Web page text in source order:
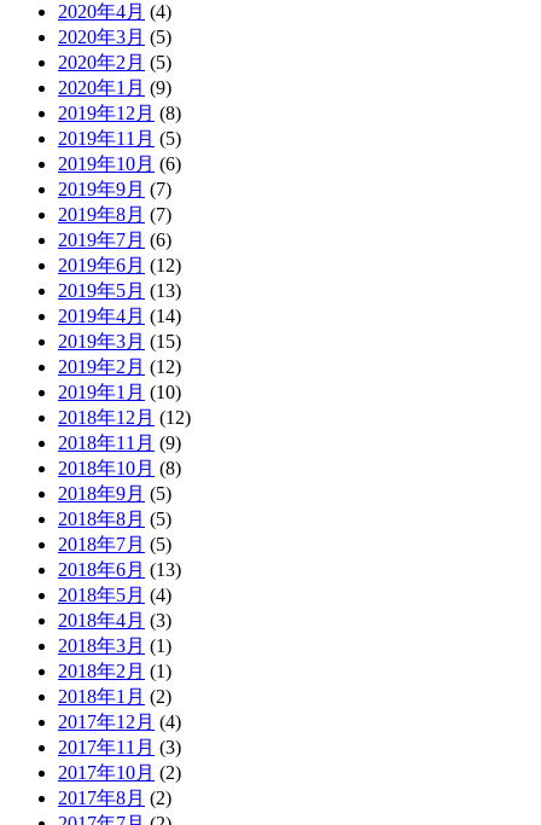
2020年4月 (4)
2020年3月 (5)
2020年2月 (5)
2020年1月 (9)
2019年12月 (8)
2019年11月 (5)
2019年10月 (6)
2019年9月 (7)
2019年8月 (7)
2019年7月 (6)
2019年6月 (12)
2019年5月 (13)
2019年4月 (14)
2019年3月 (15)
2019年2月 (12)
2019年1月 (10)
2018年12月 (12)
2018年11月 (9)
2018年10月 (8)
2018年9月 (5)
2018年8月 (5)
2018年7月 (5)
2018年6月 (13)
2018年5月 (4)
2018年4月 (3)
2018年3月 (1)
2018年2月 (1)
2018年1月 (2)
2017年12月 (4)
2017年11月 (3)
2017年10月 (2)
2017年8月 (2)